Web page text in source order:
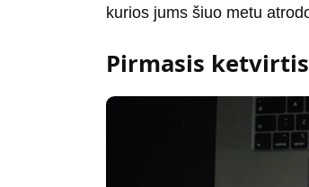
kurios jums šiuo metu
Pirmasis